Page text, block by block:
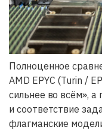
Полноценное
AMD EPYC (Turin /
сильнее во всём»,
и соответствие
флагманские